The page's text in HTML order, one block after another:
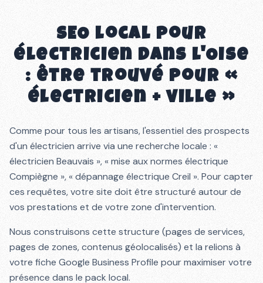
SEO local pour
électricien dans l'Oise
: être trouvé pour «
électricien + ville »
Comme pour tous les artisans, l'essentiel des prospects
d'un électricien arrive via une recherche locale : «
électricien Beauvais », « mise aux normes électrique
Compiègne », « dépannage électrique Creil ». Pour capter
ces requêtes, votre site doit être structuré autour de
vos prestations et de votre zone d'intervention.
Nous construisons cette structure (pages de services,
pages de zones, contenus géolocalisés) et la relions à
votre fiche Google Business Profile pour maximiser votre
présence dans le pack local.